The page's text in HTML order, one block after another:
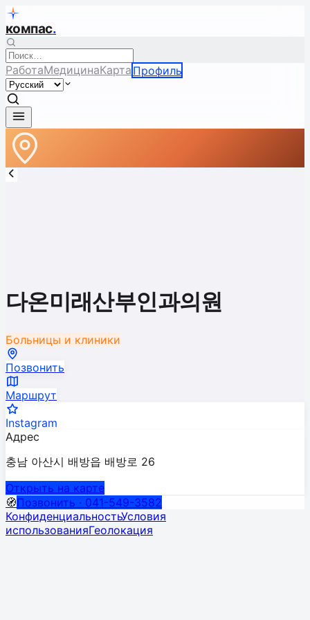
компас.
РаботаМедицинаКарта Профиль
다온미래산부인과의원
Больницы и клиники
Позвонить
Маршрут
Instagram
Адрес
충남 아산시 배방읍 배방로 26
Открыть на карте
🧭Позвонить · 041-549-3582
КонфиденциальностьУсловия
использованияГеолокация